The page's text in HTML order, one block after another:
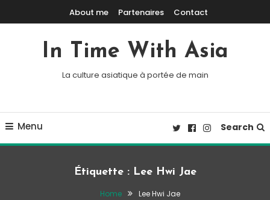
Skip To ContentAbout me Partenaires Contact
In Time With Asia
La culture asiatique à portée de main
Menu Search
Étiquette : Lee Hwi Jae
Home Lee Hwi Jae